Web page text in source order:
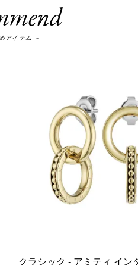
アイテム －
クラシック - アミティ イン